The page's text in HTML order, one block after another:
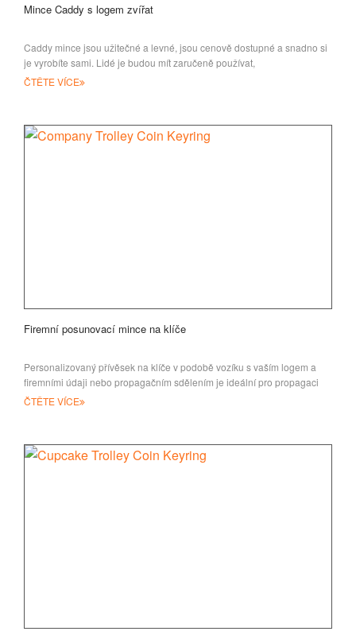
Mince Caddy s logem zvířat
Caddy mince jsou užitečné a levné, jsou cenově dostupné a snadno si
je vyrobíte sami. Lidé je budou mít zaručeně používat,
ČTĚTE VÍCE
Firemní posunovací mince na klíče
Personalizovaný přívěsek na klíče v podobě vozíku s vaším logem a
firemními údaji nebo propagačním sdělením je ideální pro propagaci
vaší značky. Bec
ČTĚTE VÍCE